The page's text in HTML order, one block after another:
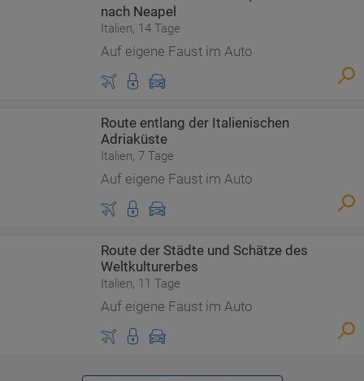
nach Neapel
Italien, 14 Tage
Auf eigene Faust im Auto
Route entlang der Italienischen
Adriaküste
Italien, 7 Tage
Auf eigene Faust im Auto
Route der Städte und Schätze des
Weltkulturerbes
Italien, 11 Tage
Auf eigene Faust im Auto